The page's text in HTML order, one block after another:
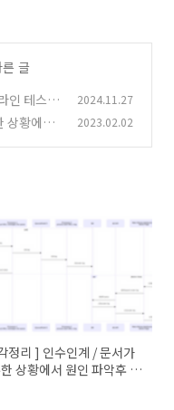
글
인 테스트
2024.11.27
상황에서
2023.02.02
정리 ] 인수인계 / 문서가
상황에서 원인 파악후 해